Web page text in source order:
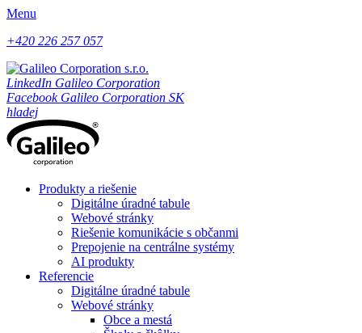
Menu
+420 226 257 057
LinkedIn Galileo Corporation
Facebook Galileo Corporation SK
hladej
Produkty a riešenie
Digitálne úradné tabule
Webové stránky
Riešenie komunikácie s občanmi
Prepojenie na centrálne systémy
AI produkty
Referencie
Digitálne úradné tabule
Webové stránky
Obce a mestá